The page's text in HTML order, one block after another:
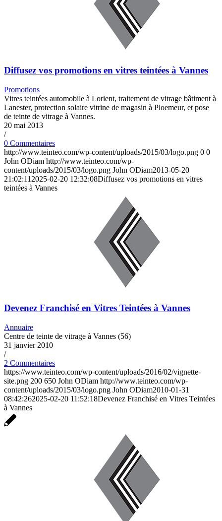
Diffusez vos promotions en vitres teintées à Vannes
Promotions
Vitres teintées automobile à Lorient, traitement de vitrage bâtiment à
Lanester, protection solaire vitrine de magasin à Ploemeur, et pose
de teinte de vitrage à Vannes.
20 mai 2013
/
0 Commentaires
http://www.teinteo.com/wp-content/uploads/2015/03/logo.png 0 0
John ODiam http://www.teinteo.com/wp-
content/uploads/2015/03/logo.png John ODiam2013-05-20
21:02:11 2025-02-20 12:32:08Diffusez vos promotions en vitres
teintées à Vannes
Devenez Franchisé en Vitres Teintées à Vannes
Annuaire
Centre de teinte de vitrage à Vannes (56)
31 janvier 2010
/
2 Commentaires
https://www.teinteo.com/wp-content/uploads/2016/02/vignette-
site.png 200 650 John ODiam http://www.teinteo.com/wp-
content/uploads/2015/03/logo.png John ODiam2010-01-31
08:42:262025-02-20 11:52:18Devenez Franchisé en Vitres Teintées
à Vannes